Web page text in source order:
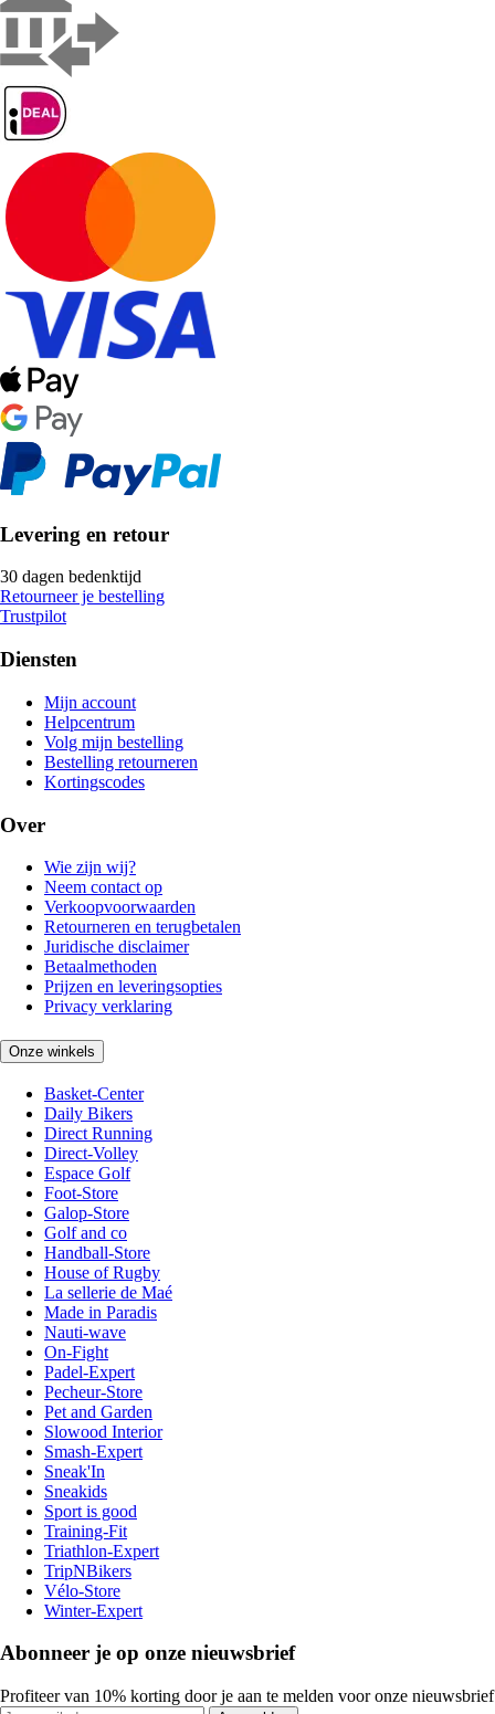
Levering en retour
30 dagen bedenktijd
Retourneer je bestelling
Trustpilot
Diensten
Mijn account
Helpcentrum
Volg mijn bestelling
Bestelling retourneren
Kortingscodes
Over
Wie zijn wij?
Neem contact op
Verkoopvoorwaarden
Retourneren en terugbetalen
Juridische disclaimer
Betaalmethoden
Prijzen en leveringsopties
Privacy verklaring
Onze winkels
Basket-Center
Daily Bikers
Direct Running
Direct-Volley
Espace Golf
Foot-Store
Galop-Store
Golf and co
Handball-Store
House of Rugby
La sellerie de Maé
Made in Paradis
Nauti-wave
On-Fight
Padel-Expert
Pecheur-Store
Pet and Garden
Slowood Interior
Smash-Expert
Sneak'In
Sneakids
Sport is good
Training-Fit
Triathlon-Expert
TripNBikers
Vélo-Store
Winter-Expert
Abonneer je op onze nieuwsbrief
Profiteer van 10% korting door je aan te melden voor onze nieuwsbrief